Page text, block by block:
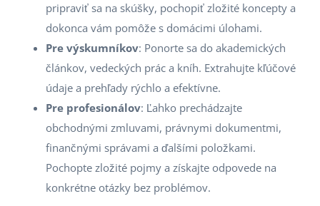
pripraviť sa na skúšky, pochopiť zložité koncepty a
dokonca vám pomôže s domácimi úlohami.
Pre výskumníkov: Ponorte sa do akademických
článkov, vedeckých prác a kníh. Extrahujte kľúčové
údaje a prehľady rýchlo a efektívne.
Pre profesionálov: Ľahko prechádzajte
obchodnými zmluvami, právnymi dokumentmi,
finančnými správami a ďalšími položkami.
Pochopte zložité pojmy a získajte odpovede na
konkrétne otázky bez problémov.